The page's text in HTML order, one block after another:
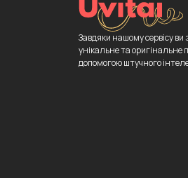
Завдяки нашому сервісу
унікальне та оригінальне
допомогою штучного